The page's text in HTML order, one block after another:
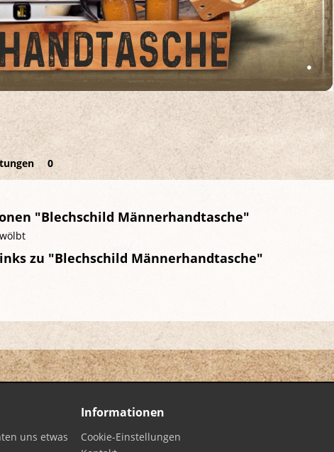
0
"Blechschild Männerhandtasche"
zu "Blechschild Männerhandtasche"
uns etwas
Informationen
Cookie-Einstellungen